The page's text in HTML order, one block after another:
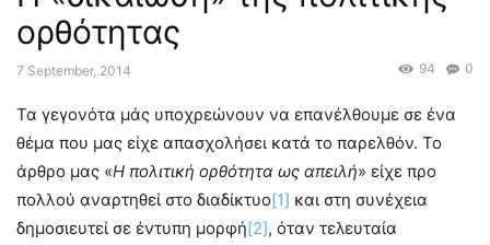
ορθότητας
7 September, 2014 0
94
Τα γεγονότα μάς υποχρεώνουν να επανέλθουμε σε ένα
θέμα που μας είχε απασχολήσει κατά το παρελθόν. Το
άρθρο μας «Η πολιτική ορθότητα ως απειλή» είχε προ
πολλού αναρτηθεί στο διαδίκτυο[1] και στη συνέχεια
δημοσιευτεί σε έντυπη μορφή[2], όταν τελευταία